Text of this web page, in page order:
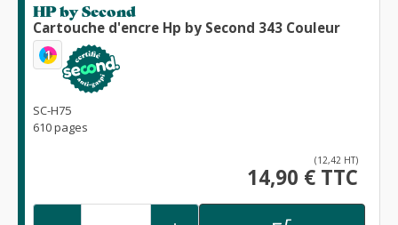
HP by Second
Cartouche d'encre Hp by Second 343 Couleur
1
SC-H75
610 pages
(12,42 HT)
14,90 € TTC